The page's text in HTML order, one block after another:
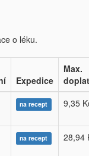
o léku.
Expedice
Max.
na recept 9,35
na recept 28,94